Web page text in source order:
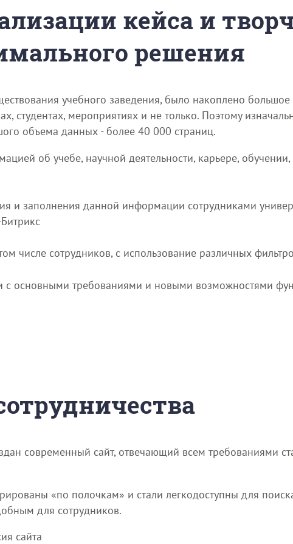
кейса и
решения
учебного заведения, было накоплено
студентах, мероприятиях и не только. Поэтому
объема данных - более 40 000 страниц.
об учебе, научной деятельности, карьере,
и заполнения данной информации сотрудниками
числе сотрудников, с использование различных
с основными требованиями и новыми возможностями
современный сайт, отвечающий всем требованиями
«по полочкам» и стали легкодоступны для
для сотрудников.
сайта